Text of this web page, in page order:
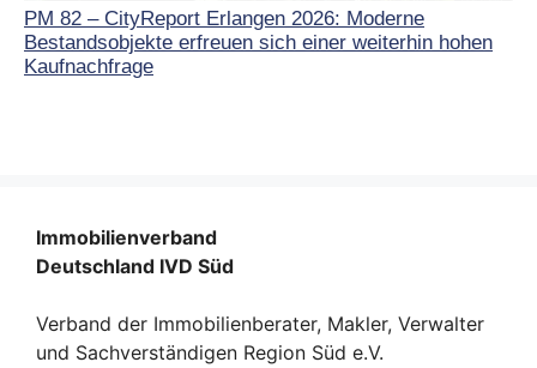
PM 82 – CityReport Erlangen 2026: Moderne
Bestandsobjekte erfreuen sich einer weiterhin hohen
Kaufnachfrage
Immobilienverband
Deutschland IVD Süd
Verband der Immobilienberater, Makler, Verwalter
und Sachverständigen Region Süd e.V.